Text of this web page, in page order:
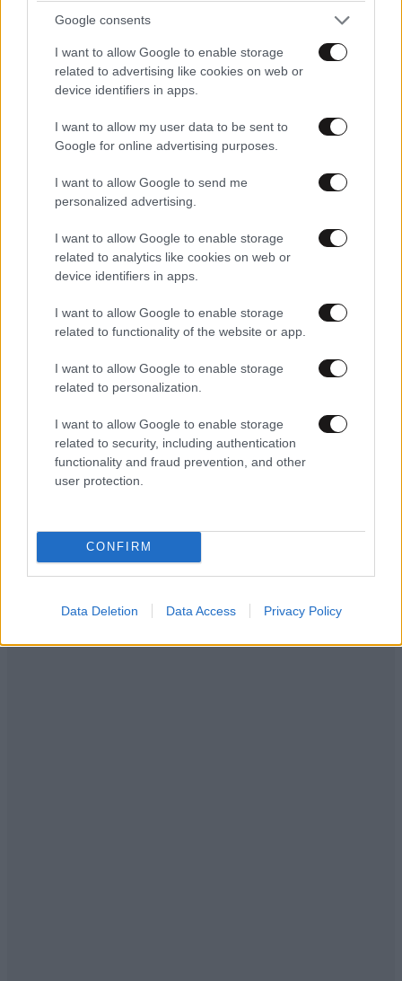
Google consents
I want to allow Google to enable storage
related to advertising like cookies on web or
device identifiers in apps.
I want to allow my user data to be sent to
Google for online advertising purposes.
I want to allow Google to send me
personalized advertising.
I want to allow Google to enable storage
related to analytics like cookies on web or
device identifiers in apps.
I want to allow Google to enable storage
related to functionality of the website or app.
I want to allow Google to enable storage
related to personalization.
I want to allow Google to enable storage
related to security, including authentication
functionality and fraud prevention, and other
user protection.
CONFIRM
Data Deletion Data Access Privacy Policy
TRENDING
08·08·2026 13:03
Ποιοι φορολογούμενοι θα λάβουν email ή
εκκρεμότητες